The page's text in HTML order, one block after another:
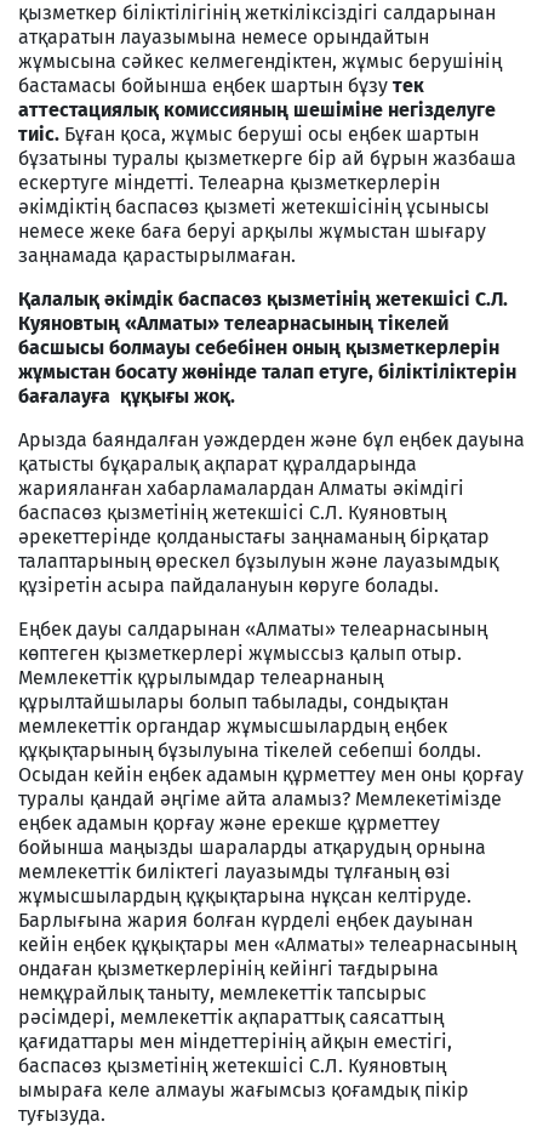
қызметкер бiлiктiлiгiнiң жеткiлiксiздiгi салдарынан
атқаратын лауазымына немесе орындайтын
жұмысына сәйкес келмегендiктен, жұмыс берушiнiң
бастамасы бойынша еңбек шартын бұзу тек
аттестациялық комиссияның шешiмiне негiзделуге
тиiс. Бұған қоса, жұмыс берушi осы еңбек шартын
бұзатыны туралы қызметкерге бiр ай бұрын жазбаша
ескертуге мiндеттi. Телеарна қызметкерлерін
әкімдіктің баспасөз қызметі жетекшісінің ұсынысы
немесе жеке баға беруі арқылы жұмыстан шығару
заңнамада қарастырылмаған.
Қалалық әкімдік баспасөз қызметінің жетекшісі С.Л.
Куяновтың «Алматы» телеарнасының тікелей
басшысы болмауы себебінен оның қызметкерлерін
жұмыстан босату жөнінде талап етуге, біліктіліктерін
бағалауға құқығы жоқ.
Арызда баяндалған уәждерден және бұл еңбек дауына
қатысты бұқаралық ақпарат құралдарында
жарияланған хабарламалардан Алматы әкімдігі
баспасөз қызметінің жетекшісі С.Л. Куяновтың
әрекеттерінде қолданыстағы заңнаманың бірқатар
талаптарының өрескел бұзылуын және лауазымдық
құзіретін асыра пайдалануын көруге болады.
Еңбек дауы салдарынан «Алматы» телеарнасының
көптеген қызметкерлері жұмыссыз қалып отыр.
Мемлекеттік құрылымдар телеарнаның
құрылтайшылары болып табылады, сондықтан
мемлекеттік органдар жұмысшылардың еңбек
құқықтарының бұзылуына тікелей себепші болды.
Осыдан кейін еңбек адамын құрметтеу мен оны қорғау
туралы қандай әңгіме айта аламыз? Мемлекетімізде
еңбек адамын қорғау және ерекше құрметтеу
бойынша маңызды шараларды атқарудың орнына
мемлекеттік биліктегі лауазымды тұлғаның өзі
жұмысшылардың құқықтарына нұқсан келтіруде.
Барлығына жария болған күрделі еңбек дауынан
кейін еңбек құқықтары мен «Алматы» телеарнасының
ондаған қызметкерлерінің кейінгі тағдырына
немқұрайлық таныту, мемлекеттік тапсырыс
рәсімдері, мемлекеттік ақпараттық саясаттың
қағидаттары мен міндеттерінің айқын еместігі,
баспасөз қызметінің жетекшісі С.Л. Куяновтың
ымыраға келе алмауы жағымсыз қоғамдық пікір
туғызуда.